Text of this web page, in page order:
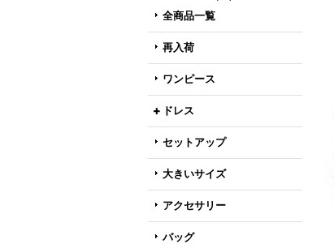
全商品一覧
再入荷
ワンピース
ドレス
セットアップ
大きいサイズ
アクセサリー
バッグ